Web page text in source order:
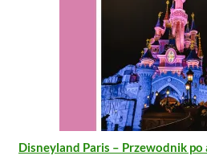
Disneyland Paris – Przewodnik